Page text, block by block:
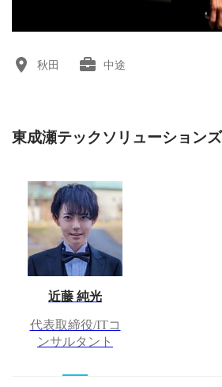
秋田 中途
東成瀬テックソリューション
近藤 純光
代表取締役/ITコ
ンサルタント